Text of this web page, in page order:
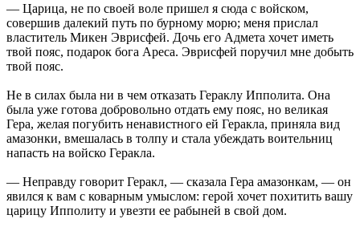
— Царица, не по своей воле пришел я сюда с войском,
совершив далекий путь по бурному морю; меня прислал
властитель Микен Эврисфей. Дочь его Адмета хочет иметь
твой пояс, подарок бога Ареса. Эврисфей поручил мне добыть
твой пояс.
Не в силах была ни в чем отказать Гераклу Ипполита. Она
была уже готова добровольно отдать ему пояс, но великая
Гера, желая погубить ненавистного ей Геракла, приняла вид
амазонки, вмешалась в толпу и стала убеждать воительниц
напасть на войско Геракла.
— Неправду говорит Геракл, — сказала Гера амазонкам, — он
явился к вам с коварным умыслом: герой хочет похитить вашу
царицу Ипполиту и увезти ее рабыней в свой дом.